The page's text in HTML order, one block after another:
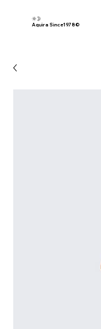
🌞🌛
Aquira Since1978©︎